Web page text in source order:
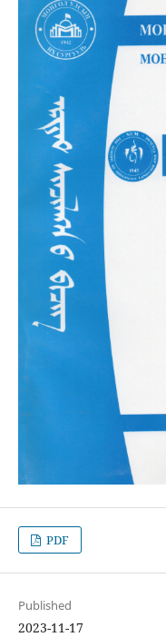
PDF
Published
2023-11-17